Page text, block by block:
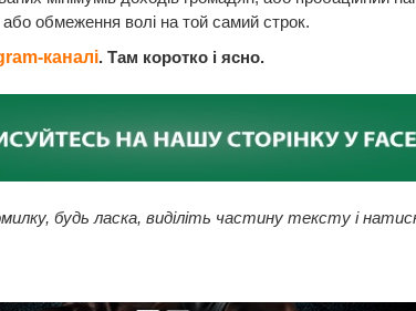
або обмеження волі на той самий строк.
каналі. Там коротко і ясно.
будь ласка, виділіть частину тексту і